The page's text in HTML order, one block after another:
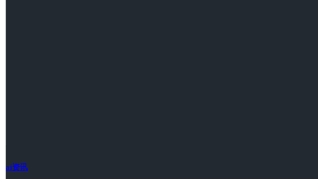
ai资讯